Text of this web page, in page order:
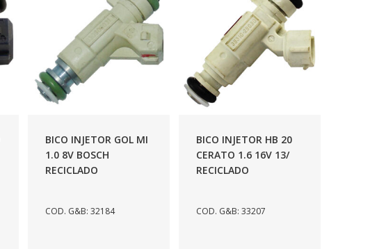
BICO INJETOR GOL MI
1.0 8V BOSCH
RECICLADO
COD. G&B: 32184
BICO INJETOR HB 20
CERATO 1.6 16V 13/
RECICLADO
COD. G&B: 33207